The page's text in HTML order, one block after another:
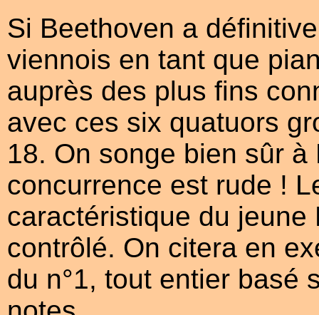
Si Beethoven a
viennois en tant que
auprès des plus fins
avec ces six quatuors
18. On songe bien sûr
concurrence est rude !
caractéristique du
contrôlé. On citera en
du n°1, tout entier basé